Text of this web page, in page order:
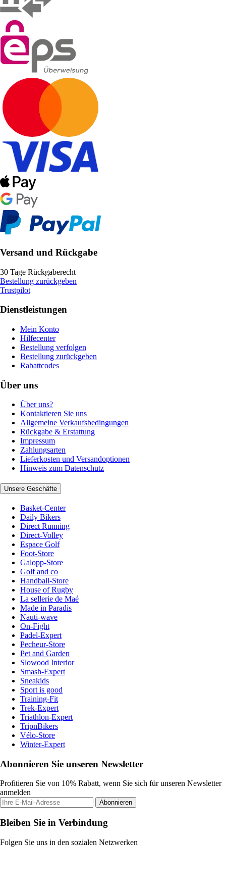
Versand und Rückgabe
30 Tage Rückgaberecht
Bestellung zurückgeben
Trustpilot
Dienstleistungen
Mein Konto
Hilfecenter
Bestellung verfolgen
Bestellung zurückgeben
Rabattcodes
Über uns
Über uns?
Kontaktieren Sie uns
Allgemeine Verkaufsbedingungen
Rückgabe & Erstattung
Impressum
Zahlungsarten
Lieferkosten und Versandoptionen
Hinweis zum Datenschutz
Unsere Geschäfte
Basket-Center
Daily Bikers
Direct Running
Direct-Volley
Espace Golf
Foot-Store
Galopp-Store
Golf and co
Handball-Store
House of Rugby
La sellerie de Maé
Made in Paradis
Nauti-wave
On-Fight
Padel-Expert
Pecheur-Store
Pet and Garden
Slowood Interior
Smash-Expert
Sneakids
Sport is good
Training-Fit
Trek-Expert
Triathlon-Expert
TripnBikers
Vélo-Store
Winter-Expert
Abonnieren Sie unseren Newsletter
Profitieren Sie von 10% Rabatt, wenn Sie sich für unseren Newsletter
anmelden
Abonnieren
Bleiben Sie in Verbindung
Folgen Sie uns in den sozialen Netzwerken